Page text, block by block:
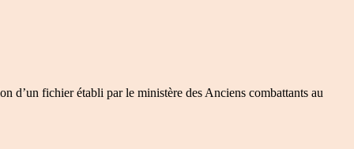
d’un fichier établi par le ministère des Anciens combattants au